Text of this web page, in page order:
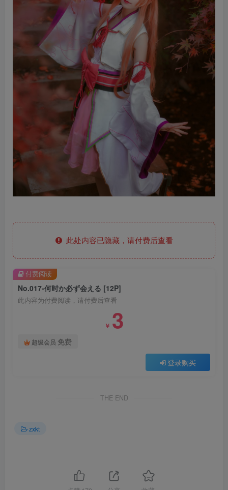
此处内容已隐藏，请付费后查看
No.017-何时か必ず会える [12P]
此内容为付费阅读，请付费后查看
￥ 3
超级会员 免费
登录购买
付费阅读
THE END
zxkt